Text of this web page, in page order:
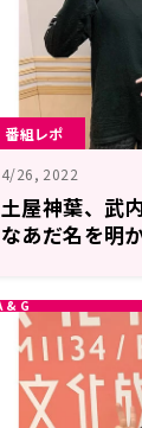
番組レポ
4/26, 2022
土屋神葉、武
なあだ名を明